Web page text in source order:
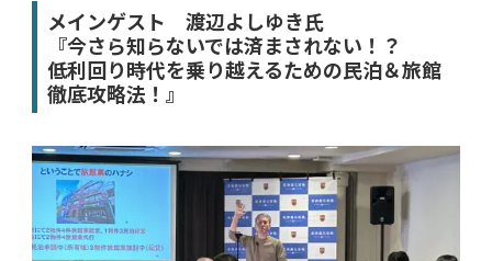
メインゲスト 渡辺よしゆき氏
『今さら知らないでは済まされない！？
低利回り時代を乗り越えるための民泊＆旅館
徹底攻略法！』